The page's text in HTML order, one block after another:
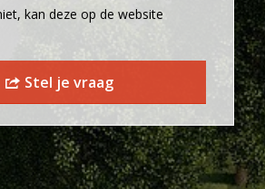
kan deze op de website
Stel je vraag